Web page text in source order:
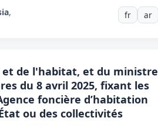
, fr ar
de l'habitat, et du ministre
du 8 avril 2025, fixant les
foncière d’habitation
ou des collectivités